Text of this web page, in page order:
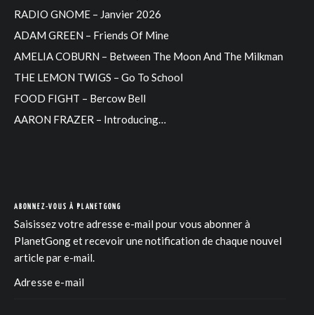
RADIO GNOME – Janvier 2026
ADAM GREEN – Friends Of Mine
AMELIA COBURN – Between The Moon And The Milkman
THE LEMON TWIGS – Go To School
FOOD FIGHT – Bercow Bell
AARON FRAZER – Introducing…
ABONNEZ-VOUS À PLANETGONG
Saisissez votre adresse e-mail pour vous abonner à
PlanetGong et recevoir une notification de chaque nouvel
article par e-mail.